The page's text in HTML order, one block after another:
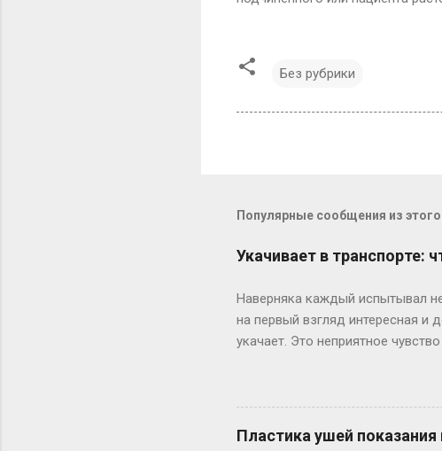
Без рубрики
Популярные сообщения из
Укачивает в транспорте:
Наверняка каждый испытывал
на первый взгляд интересная и
укачает. Это неприятное
Вестибулярный аппарат – это
желеобразной жидкости и
в пространстве. Что же
Пластика ушей показания